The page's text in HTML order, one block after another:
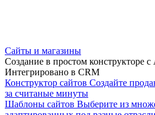
Сайты и магазины
Создание в простом конструкторе
Интегрировано в CRM
Конструктор сайтов Создайте
за считаные минуты
Шаблоны сайтов Выберите из